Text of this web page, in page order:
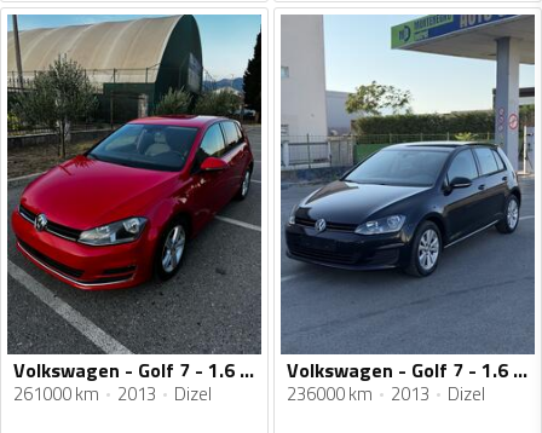
Volkswagen - Golf 7 - 1.6 TDI
261000 km 2013 Dizel
Volkswagen - Golf 7 - 1.6 TDI DSG
236000 km 2013 Dizel